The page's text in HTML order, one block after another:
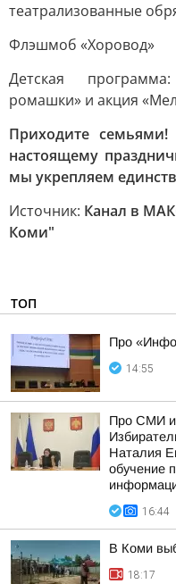
театрализованные
Флэшмоб «Хоровод»
Детская
ромашки» и акция
Приходите
настоящему
мы укрепляем
Источник: Канал в
Коми"
ТОП
Про
14:55
Про СМИ и
Наталия
обучение
16:44
В Коми
18:17